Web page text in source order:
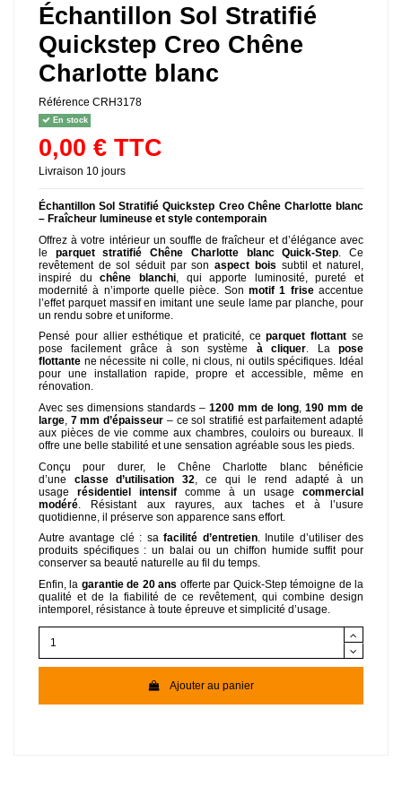
Échantillon Sol Stratifié
Quickstep Creo Chêne
Charlotte blanc
Référence CRH3178
En stock
0,00 € TTC
Livraison 10 jours
Échantillon Sol Stratifié Quickstep Creo Chêne Charlotte blanc
– Fraîcheur lumineuse et style contemporain
Offrez à votre intérieur un souffle de fraîcheur et d’élégance avec
le parquet stratifié Chêne Charlotte blanc Quick-Step. Ce
revêtement de sol séduit par sonaspect bois subtil et naturel,
inspiré duchêne blanchi, qui apporte luminosité, pureté et
modernité à n’importe quelle pièce. Son motif 1 friseaccentue
l’effet parquet massif en imitant une seule lame par planche, pour
un rendu sobre et uniforme.
Pensé pour allier esthétique et praticité, ceparquet flottant se
pose facilement grâce à son système à cliquer. Lapose
flottante ne nécessite ni colle, ni clous, ni outils spécifiques. Idéal
pour une installation rapide, propre et accessible, même en
rénovation.
Avec ses dimensions standards – 1200 mm de long, 190 mm de
large, 7 mm d’épaisseur – ce sol stratifié est parfaitement adapté
aux pièces de vie comme aux chambres, couloirs ou bureaux. Il
offre une belle stabilité et une sensation agréable sous les pieds.
Conçu pour durer, le Chêne Charlotte blanc bénéficie
d’une classe d’utilisation 32 , ce qui le rend adapté à un
usage résidentiel intensif comme à un usage commercial
modéré . Résistant aux rayures, aux taches et à l’usure
quotidienne, il préserve son apparence sans effort.
Autre avantage clé : safacilité d’entretien. Inutile d’utiliser des
produits spécifiques : un balai ou un chiffon humide suffit pour
conserver sa beauté naturelle au fil du temps.
Enfin, la garantie de 20 ans offerte par Quick-Step témoigne de la
qualité et de la fiabilité de ce revêtement, qui combine design
intemporel, résistance à toute épreuve et simplicité d’usage.
Ajouter au panier